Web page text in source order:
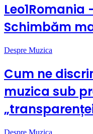
Leo1Romania
Schimbăm
Despre Muzica
Cum ne
muzica sub